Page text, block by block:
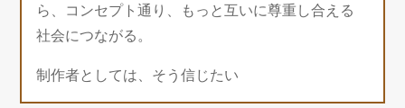
ら、コンセプト通り、もっと互いに尊重し合える
社会につながる。
制作者としては、そう信じたい